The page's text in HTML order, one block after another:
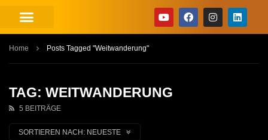
Home Posts Tagged "Weitwanderung"
TAG: WEITWANDERUNG
5 BEITRÄGE
SORTIEREN NACH: NEUESTE